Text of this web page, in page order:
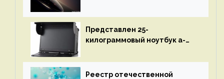
представят 18 апреля
Представлен 25-
килограммовый ноутбук a-
до 3 Тбайт DDR5 и шесть
дисплеев
Реестр отечественной